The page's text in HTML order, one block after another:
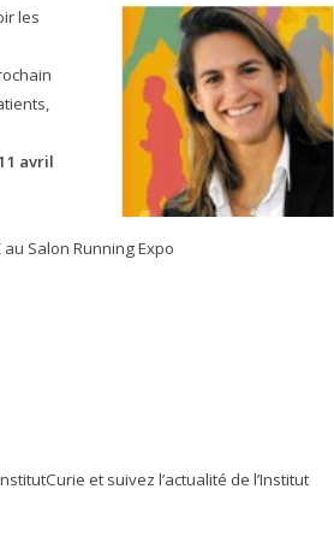
les
avril
Salon Running Expo
et suivez l’actualité de l’Institut